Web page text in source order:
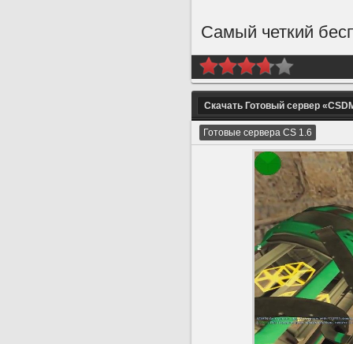
Самый четкий
Скачать Готовый сервер
Готовые сервера CS 1.6